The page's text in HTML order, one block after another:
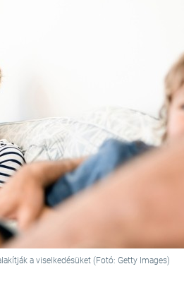
a viselkedésüket (Fotó: Getty Images)